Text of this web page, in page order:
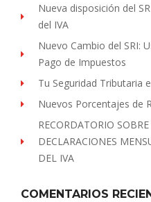
Nueva disposición del
del IVA
Nuevo Cambio del SRI:
Pago de Impuestos
Tu Seguridad Tributaria
Nuevos Porcentajes de
RECORDATORIO
DECLARACIONES
DEL IVA
COMENTARIOS